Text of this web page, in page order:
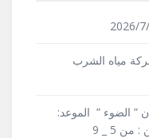
مياه الشرب
” الضوء ” الموعد:
الأربعاء 2026/7/1 الساعة 10 ص السن : من 5 _ 9